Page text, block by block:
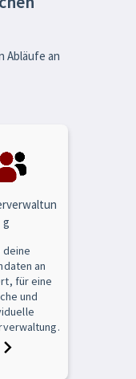
Abläufe an
g
deine
an
für eine
und